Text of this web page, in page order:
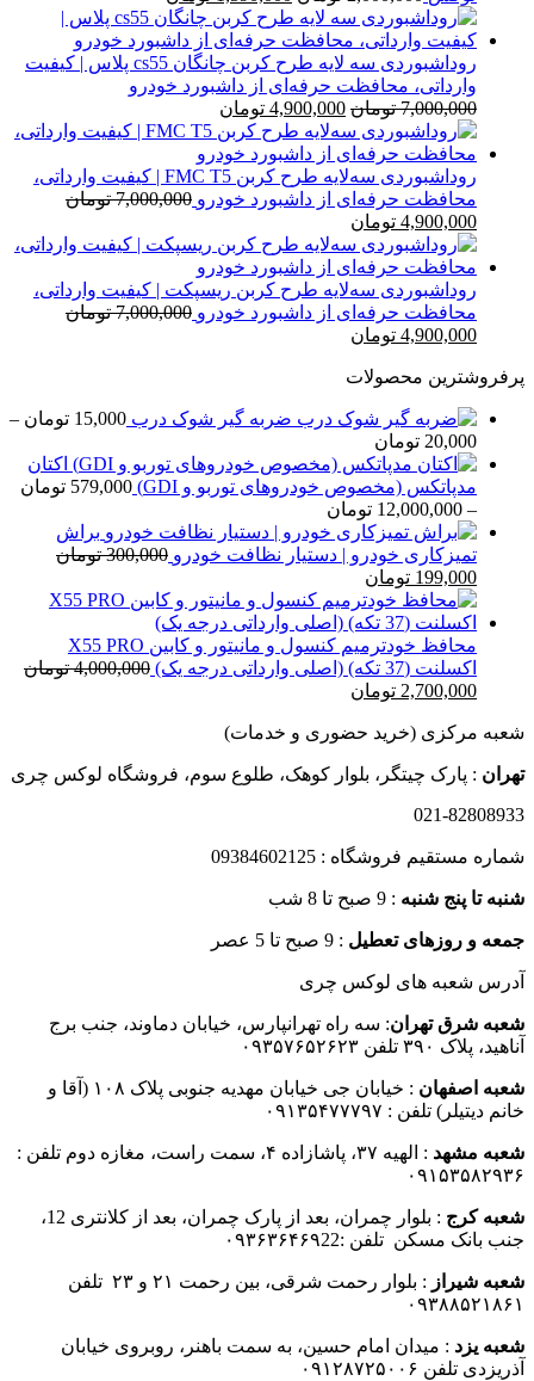
اصلی
2,000,000 تومان
بود.
فعلی
1,590,000 تومان
است.روداشبوردی سه‌ لایه طرح کربن چانگان cs55 پلاس | کیفیت
وارداتی، محافظت حرفه‌ای از داشبورد خودرو
7,000,000 تومان قیمت
اصلی
7,000,000 تومان
بود.
4,900,000 تومان
فعلی
است.
روداشبوردی سه‌لایه طرح کربن FMC T5 | کیفیت وارداتی،
محافظت حرفه‌ای از داشبورد خودرو 7,000,000 تومان
قیمت
اصلی
7,000,000 تومان
بود.
4,900,000 تومان
فعلی
4,900,000 تومان
است.
روداشبوردی سه‌لایه طرح کربن ریسپکت | کیفیت وارداتی،
محافظت حرفه‌ای از داشبورد خودرو 7,000,000 تومان
قیمت
7,000,000 تومان
4,900,000 تومان
پرفروشترین محصولات
ضربه گیر شوک درب 15,000 تومان –
20,000 تومان
قیمت:
15,000 تومان
تا
20,000 تومان
اکتان
مدپاتکس (مخصوص خودروهای توربو و GDI)
579,000 تومان
–
12,000,000 تومان
قیمت:
579,000 تومان
12,000,000 تومان
براش
تمیزکاری خودرو | دستیار نظافت خودرو 300,000 تومان
قیمت
اصلی
300,000 تومان
بود.
199,000 تومان
فعلی
199,000 تومان
است.
محافظ خودترمیم کنسول و مانیتور و کابین X55 PRO
اکسلنت (37 تکه) (اصلی وارداتی درجه یک)
4,000,000 تومان
قیمت
4,000,000 تومان
2,700,000 تومان
2,700,000 تومان
شعبه مرکزی (خرید حضوری و خدمات)
تهران : پارک چیتگر، بلوار کوهک، طلوع سوم، فروشگاه لوکس چری
021-82808933
شماره مستقیم فروشگاه : 09384602125
شنبه تا پنج شنبه : 9 صبح تا 8 شب
جمعه و روزهای تعطیل : 9 صبح تا 5 عصر
آدرس شعبه های لوکس چری
شعبه شرق تهران: سه راه تهرانپارس، خیابان دماوند، جنب برج
آناهید، پلاک ۳۹۰ تلفن ۰۹۳۵۷۶۵۲۶۲۳
شعبه اصفهان
: خیابان جی خیابان مهدیه جنوبی پلاک ۱۰۸ (آقا و
خانم دیتیلر) تلفن : ۰۹۱۳۵۴۷۷۷۹۷
شعبه مشهد
: الهیه ۳۷، پاشازاده ۴، سمت راست، مغازه دوم تلفن :
۰۹۱۵۳۵۸۲۹۳۶
شعبه کرج
: بلوار چمران، بعد از پارک چمران، بعد از کلانتری 12،
جنب بانک مسکن تلفن :۰۹۳۶۳۶۴۶۹22
شعبه شیراز
: بلوار رحمت شرقی، بین رحمت ۲۱ و ۲۳ تلفن
۰۹۳۸۸۵۲۱۸۶۱
شعبه یزد : میدان امام حسین، به سمت باهنر، روبروی خیابان
آذریزدی تلفن ۰۹۱۲۸۷۲۵۰۰۶